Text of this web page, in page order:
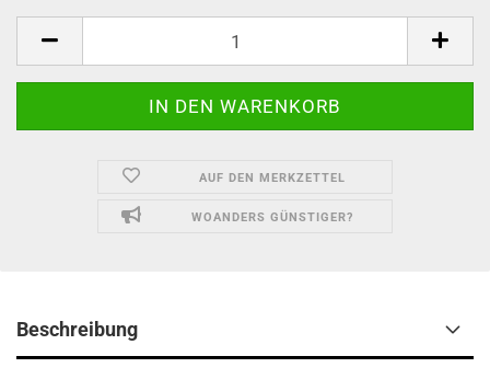
AUF DEN MERKZETTEL
WOANDERS GÜNSTIGER?
Beschreibung